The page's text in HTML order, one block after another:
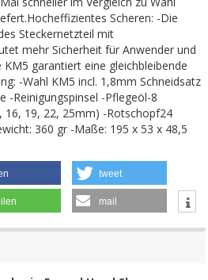
Scheren: -Die
Steckernetzteil mit
mehr Sicherheit für Anwender und
garantiert eine gleichbleibende
-Wahl KM5 incl. 1,8mm Schneidsatz
-Reinigungspinsel -Pflegeöl-8
16, 19, 22, 25mm) -Rotschopf24
360 gr -Maße: 195 x 53 x 48,5
tweet
mail